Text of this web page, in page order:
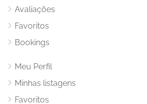
Avaliações
Favoritos
Bookings
Meu Perfil
Minhas listagens
Favoritos